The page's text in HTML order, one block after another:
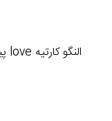
النگو کارتیه love پیچی